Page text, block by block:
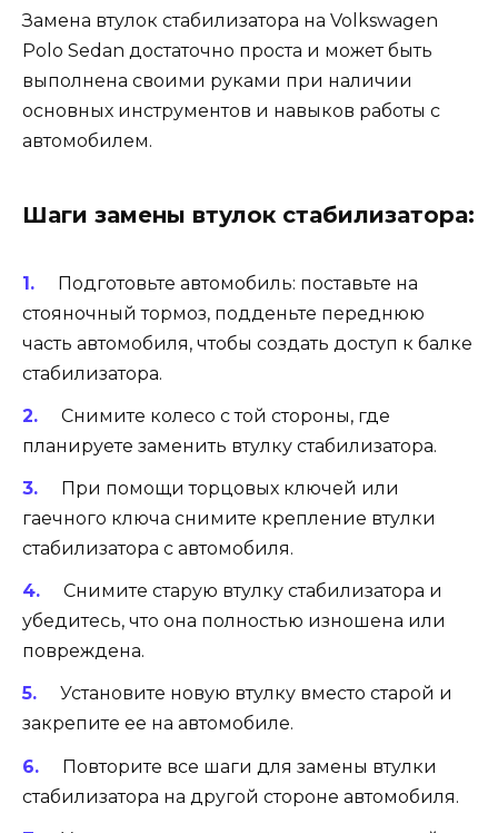
Замена втулок стабилизатора на Volkswagen
Polo Sedan достаточно проста и может быть
выполнена своими руками при наличии
основных инструментов и навыков работы с
автомобилем.
Шаги замены втулок стабилизатора:
Подготовьте автомобиль: поставьте на
стояночный тормоз, подденьте переднюю
часть автомобиля, чтобы создать доступ к балке
стабилизатора.
Снимите колесо с той стороны, где
планируете заменить втулку стабилизатора.
При помощи торцовых ключей или
гаечного ключа снимите крепление втулки
стабилизатора с автомобиля.
Снимите старую втулку стабилизатора и
убедитесь, что она полностью изношена или
повреждена.
Установите новую втулку вместо старой и
закрепите ее на автомобиле.
Повторите все шаги для замены втулки
стабилизатора на другой стороне автомобиля.